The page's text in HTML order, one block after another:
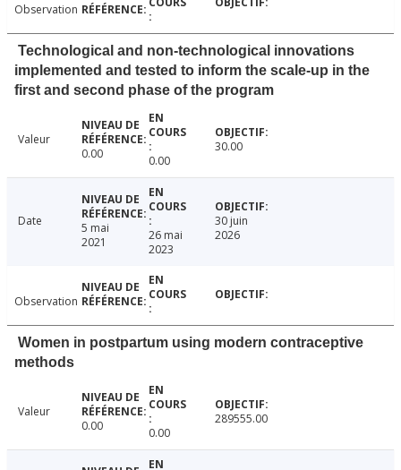
Observation
Technological and non-technological innovations
implemented and tested to inform the scale-up in the
first and second phase of the program
Valeur
0.00
0.00
30.00
Date
5 mai
2021
26 mai
2023
30 juin
2026
Observation
Women in postpartum using modern contraceptive
methods
Valeur
0.00
0.00
289555.00